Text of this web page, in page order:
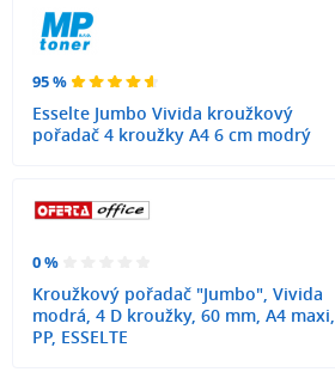
95 %
Esselte Jumbo Vivida kroužkový
pořadač 4 kroužky A4 6 cm modrý
0 %
Kroužkový pořadač "Jumbo", Vivida
modrá, 4 D kroužky, 60 mm, A4 maxi,
PP, ESSELTE